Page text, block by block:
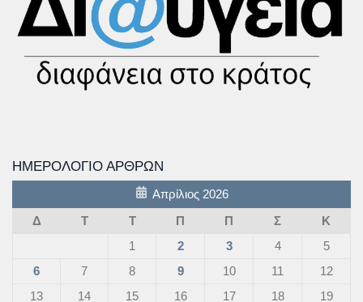
ΗΜΕΡΟΛΌΓΙΟ ΆΡΘΡΩΝ
Απρίλιος 2026
Δ
Τ Τ Π Π Σ
Κ
1
2 3 4
5
6
7 8 9 10 11
12
13
14 15 16 17 18
19